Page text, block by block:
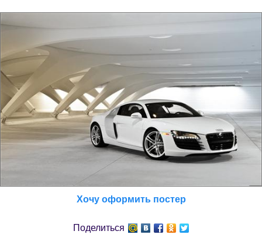
Хочу оформить постер
Поделиться